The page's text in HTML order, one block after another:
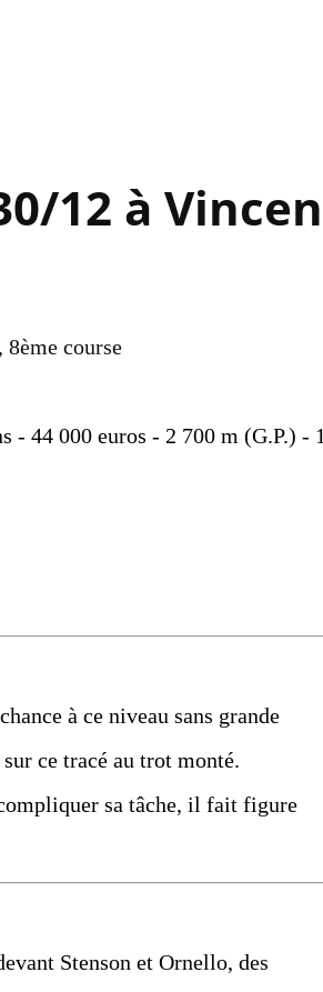
12 à
course
- 44 000 euros - 2 700 m (G.P.) -
à ce niveau sans grande
ce tracé au trot monté.
sa tâche, il fait figure
Stenson et Ornello, des